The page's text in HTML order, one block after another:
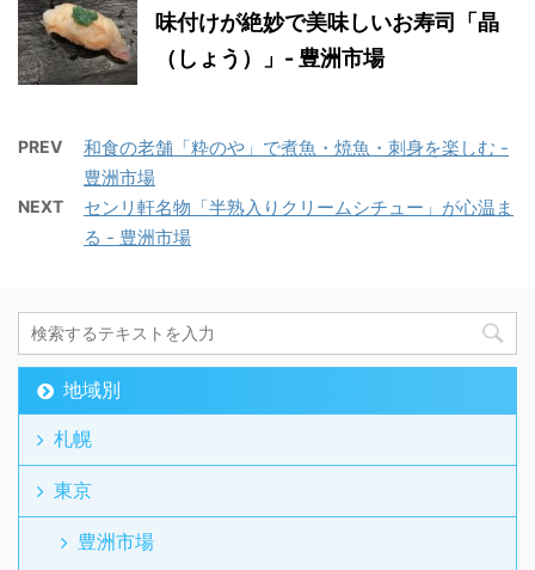
味付けが絶妙で美味しいお寿司「晶
（しょう）」- 豊洲市場
PREV
和食の老舗「粋のや」で煮魚・焼魚・刺身を楽しむ -
豊洲市場
NEXT
センリ軒名物「半熟入りクリームシチュー」が心温ま
る - 豊洲市場
地域別
札幌
東京
豊洲市場